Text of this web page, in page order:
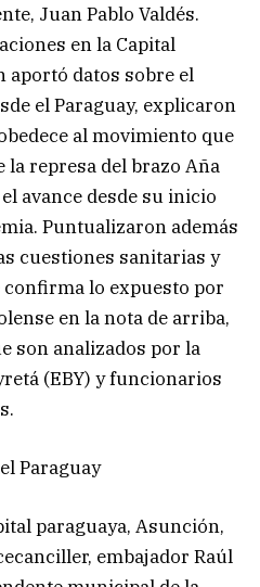
Juan Pablo Valdés.
en la Capital
aportó datos sobre el
el Paraguay, explicaron
al movimiento que
represa del brazo Aña
avance desde su inicio
Puntualizaron además
cuestiones sanitarias y
lo expuesto por
en la nota de arriba,
son analizados por la
(EBY) y funcionarios
Paraguay
paraguaya, Asunción,
embajador Raúl